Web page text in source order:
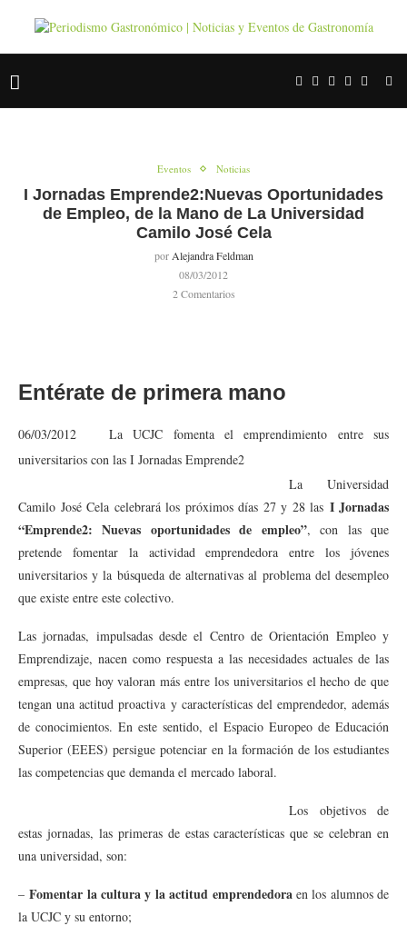
Eventos Noticias
I Jornadas Emprende2:Nuevas Oportunidades
de Empleo, de la Mano de La Universidad
Camilo José Cela
por Alejandra Feldman
08/03/2012
2 Comentarios
Entérate de primera mano
06/03/2012 La UCJC fomenta el emprendimiento entre sus
universitarios con las I Jornadas Emprende2
La Universidad
Camilo José Cela celebrará los próximos días 27 y 28 las I Jornadas
“Emprende2: Nuevas oportunidades de empleo”, con las que
pretende fomentar la actividad emprendedora entre los jóvenes
universitarios y la búsqueda de alternativas al problema del desempleo
que existe entre este colectivo.
Las jornadas, impulsadas desde el Centro de Orientación Empleo y
Emprendizaje, nacen como respuesta a las necesidades actuales de las
empresas, que hoy valoran más entre los universitarios el hecho de que
tengan una actitud proactiva y características del emprendedor, además
de conocimientos. En este sentido, el Espacio Europeo de Educación
Superior (EEES) persigue potenciar en la formación de los estudiantes
las competencias que demanda el mercado laboral.
Los objetivos de
estas jornadas, las primeras de estas características que se celebran en
una universidad, son:
–Fomentar la cultura y la actitud emprendedoraen los alumnos de
la UCJC y su entorno;